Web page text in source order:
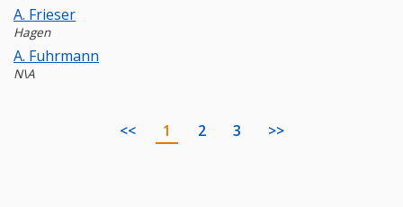
A. Frieser
Hagen
A. Fuhrmann
N\A
<< 1 2 3 >>